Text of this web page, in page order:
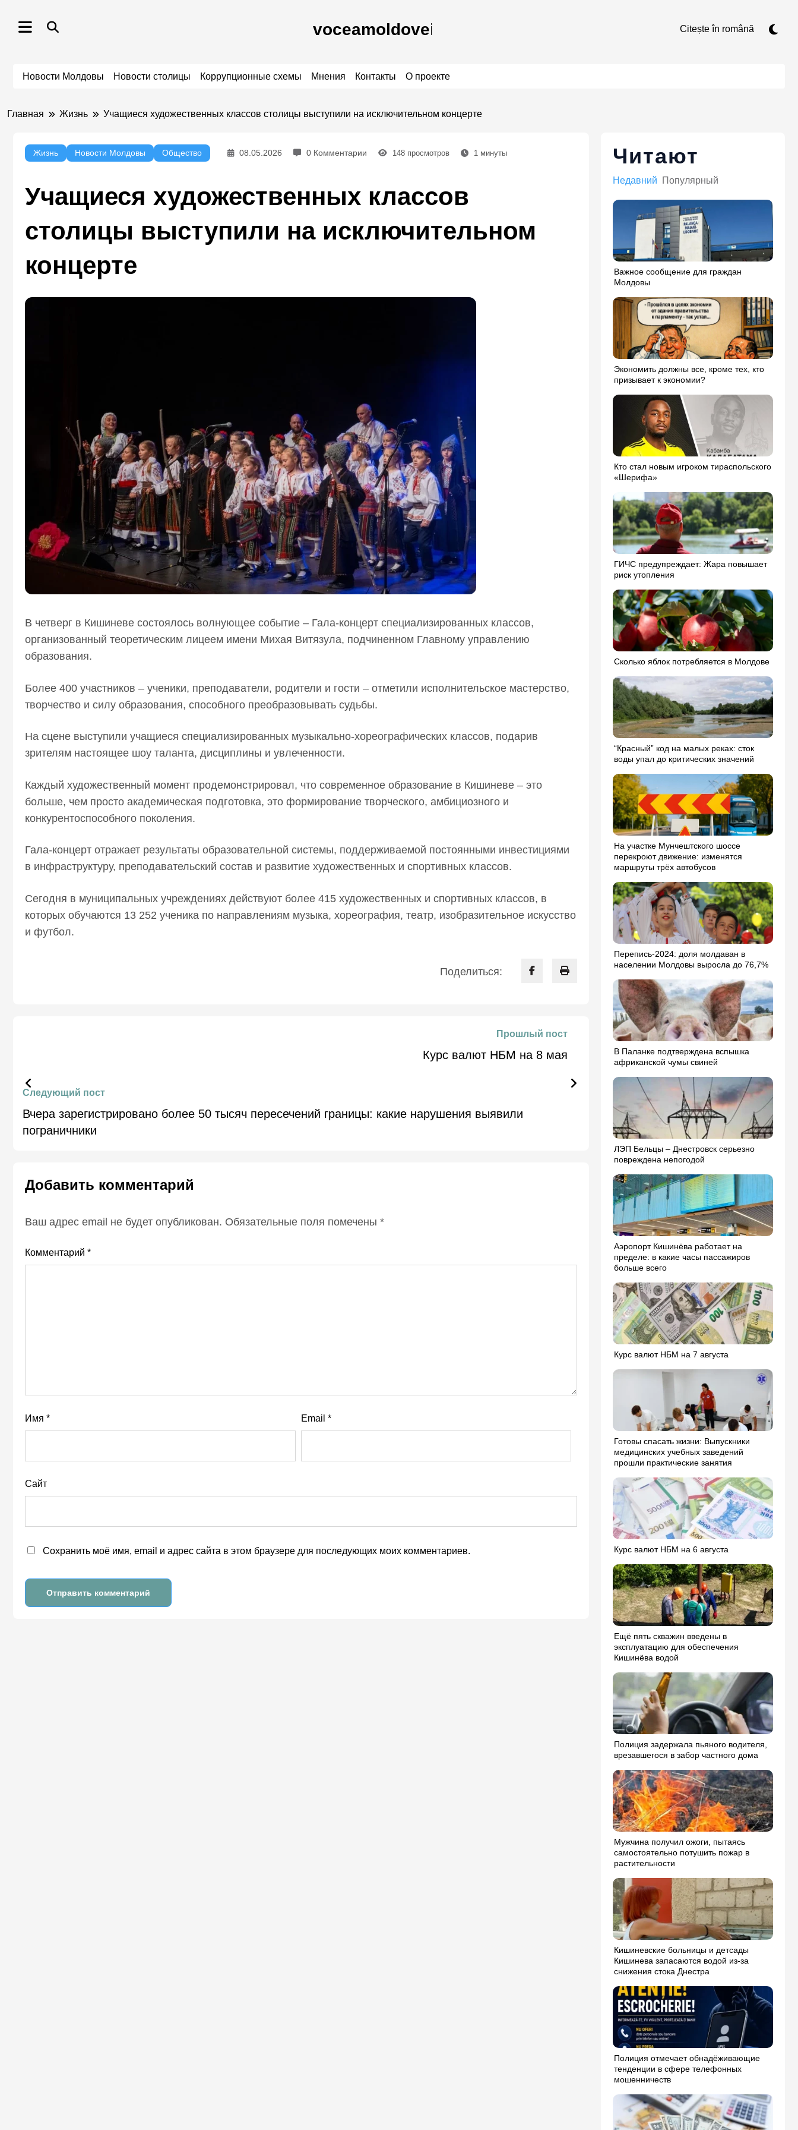
содержимому
Citește în română
Новости Молдовы Новости столицы Коррупционные схемы Мнения Контакты О проекте
Главная Жизнь Учащиеся художественных классов столицы выступили на исключительном концерте
Жизнь Новости Молдовы Общество 08.05.2026 0 Комментарии 148 просмотров 1 минуты
Учащиеся художественных классов
столицы выступили на исключительном
концерте
В четверг в Кишиневе состоялось волнующее событие – Гала-концерт специализированных классов,
организованный теоретическим лицеем имени Михая Витязула, подчиненном Главному управлению
образования.
Более 400 участников – ученики, преподаватели, родители и гости – отметили исполнительское мастерство,
творчество и силу образования, способного преобразовывать судьбы.
На сцене выступили учащиеся специализированных музыкально-хореографических классов, подарив
зрителям настоящее шоу таланта, дисциплины и увлеченности.
Каждый художественный момент продемонстрировал, что современное образование в Кишиневе – это
больше, чем просто академическая подготовка, это формирование творческого, амбициозного и
конкурентоспособного поколения.
Гала-концерт отражает результаты образовательной системы, поддерживаемой постоянными инвестициями
в инфраструктуру, преподавательский состав и развитие художественных и спортивных классов.
Сегодня в муниципальных учреждениях действуют более 415 художественных и спортивных классов, в
которых обучаются 13 252 ученика по направлениям музыка, хореография, театр, изобразительное искусство
и футбол.
Поделиться:
Прошлый пост
Курс валют НБМ на 8 мая
Следующий пост
Вчера зарегистрировано более 50 тысяч пересечений границы: какие нарушения выявили
пограничники
Добавить комментарий
Ваш адрес email не будет опубликован. Обязательные поля помечены *
Комментарий *
Имя * Email *
Сайт
Сохранить моё имя, email и адрес сайта в этом браузере для последующих моих комментариев.
Читают
Недавний Популярный
Важное сообщение для граждан
Молдовы
Экономить должны все, кроме тех, кто
призывает к экономии?
Кто стал новым игроком тираспольского
«Шерифа»
ГИЧС предупреждает: Жара повышает
риск утопления
Сколько яблок потребляется в Молдове
“Красный” код на малых реках: сток
воды упал до критических значений
На участке Мунчештского шоссе
перекроют движение: изменятся
маршруты трёх автобусов
Перепись-2024: доля молдаван в
населении Молдовы выросла до 76,7%
В Паланке подтверждена вспышка
африканской чумы свиней
ЛЭП Бельцы – Днестровск серьезно
повреждена непогодой
Аэропорт Кишинёва работает на
пределе: в какие часы пассажиров
больше всего
Курс валют НБМ на 7 августа
Готовы спасать жизни: Выпускники
медицинских учебных заведений
прошли практические занятия
Курс валют НБМ на 6 августа
Ещё пять скважин введены в
эксплуатацию для обеспечения
Кишинёва водой
Полиция задержала пьяного водителя,
врезавшегося в забор частного дома
Мужчина получил ожоги, пытаясь
самостоятельно потушить пожар в
растительности
Кишиневские больницы и детсады
Кишинева запасаются водой из-за
снижения стока Днестра
Полиция отмечает обнадёживающие
тенденции в сфере телефонных
мошенничеств